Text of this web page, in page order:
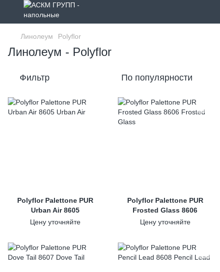
Линолеум Polyflor
Линолеум - Polyflor
Фильтр По популярности
Polyflor Palettone PUR
Urban Air 8605
Цену уточняйте
Polyflor Palettone PUR
Frosted Glass 8606
Цену уточняйте